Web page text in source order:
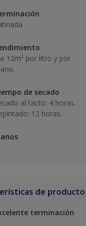
12m² por litro y por
de secado
al tacto: 4 horas.
12 horas.
de producto
terminación